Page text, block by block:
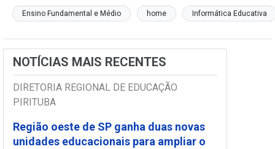
Ensino Fundamental e Médio home Informática Educativa
NOTÍCIAS MAIS RECENTES
DIRETORIA REGIONAL DE EDUCAÇÃO
PIRITUBA
Região oeste de SP ganha duas novas
unidades educacionais para ampliar o